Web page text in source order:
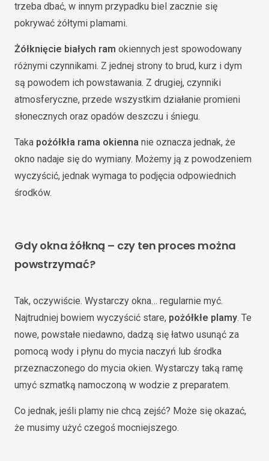
trzeba dbać, w innym przypadku biel zacznie się
pokrywać żółtymi plamami.
Żółknięcie białych ram okiennych jest spowodowany
różnymi czynnikami. Z jednej strony to brud, kurz i dym
są powodem ich powstawania. Z drugiej, czynniki
atmosferyczne, przede wszystkim działanie promieni
słonecznych oraz opadów deszczu i śniegu.
Taka pożółkła rama okienna nie oznacza jednak, że
okno nadaje się do wymiany. Możemy ją z powodzeniem
wyczyścić, jednak wymaga to podjęcia odpowiednich
środków.
Gdy okna żółkną – czy ten proces można
powstrzymać?
Tak, oczywiście. Wystarczy okna… regularnie myć.
Najtrudniej bowiem wyczyścić stare, pożółkłe plamy. Te
nowe, powstałe niedawno, dadzą się łatwo usunąć za
pomocą wody i płynu do mycia naczyń lub środka
przeznaczonego do mycia okien. Wystarczy taką ramę
umyć szmatką namoczoną w wodzie z preparatem.
Co jednak, jeśli plamy nie chcą zejść? Może się okazać,
że musimy użyć czegoś mocniejszego.